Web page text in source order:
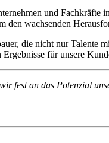
und
den wachsenden
die nicht nur Talente
Ergebnisse für unsere
fest an das Potenzial